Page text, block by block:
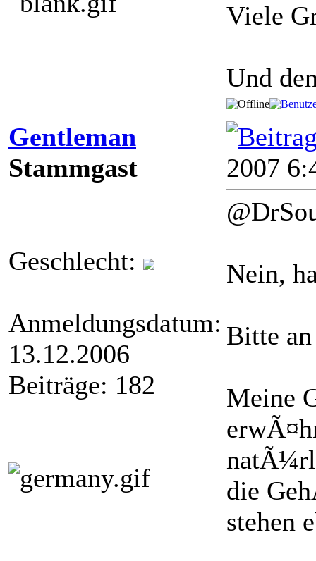
Viele
Und
Gentleman
Stammgast
Geschlecht:
Anmeldungsdatum:
13.12.2006
Beiträge: 182
2007
Nein,
Bitte
Meine
die
stehen